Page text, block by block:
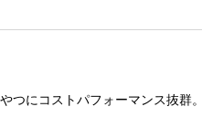
つにコストパフォーマンス抜